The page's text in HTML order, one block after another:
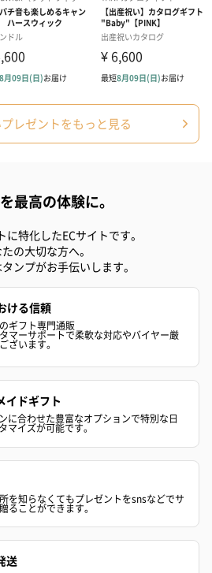
レゼントをもっと見る
最高の体験に。
に特化したECサイトです。
の大切な方へ。
ンプがお手伝いします。
ける信頼
ギフト専門通販
マーサポートで柔軟な対応やバイヤー厳
ざいます。
イドギフト
に合わせた豊富なオプションで特別な日
マイズが可能です。
を知らなくてもプレゼントをsnsなどでサ
ることができます。
送